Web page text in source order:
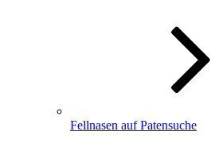
Fellnasen auf Patensuche